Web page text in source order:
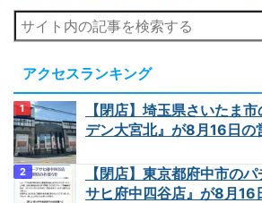
アクセスランキング
【閉店】埼玉県さいたま
デン大宮北』が8月16日の
【閉店】東京都府中市の
サヒ府中四谷店』が8月16